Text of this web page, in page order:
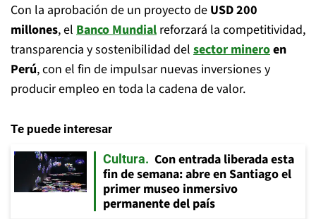
Con la aprobación de un proyecto de USD 200
millones, el Banco Mundial reforzará la competitividad,
transparencia y sostenibilidad del sector mineroen
Perú, con el fin de impulsar nuevas inversiones y
producir empleo en toda la cadena de valor.
Te puede interesar
Cultura
Con entrada liberada esta
fin de semana: abre en Santiago el
primer museo inmersivo
permanente del país